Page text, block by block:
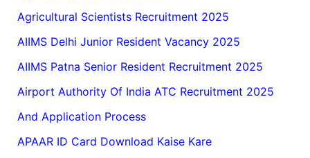
Agricultural Scientists Recruitment 2025
AIIMS Delhi Junior Resident Vacancy 2025
AIIMS Patna Senior Resident Recruitment 2025
Airport Authority Of India ATC Recruitment 2025
And Application Process
APAAR ID Card Download Kaise Kare